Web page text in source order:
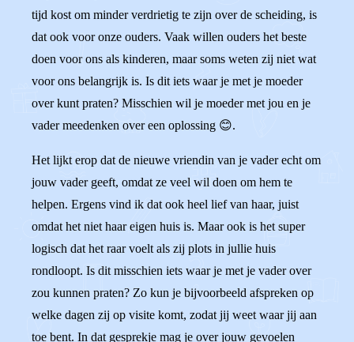
tijd kost om minder verdrietig te zijn over de scheiding, is
dat ook voor onze ouders. Vaak willen ouders het beste
doen voor ons als kinderen, maar soms weten zij niet wat
voor ons belangrijk is. Is dit iets waar je met je moeder
over kunt praten? Misschien wil je moeder met jou en je
vader meedenken over een oplossing 😊.
Het lijkt erop dat de nieuwe vriendin van je vader echt om
jouw vader geeft, omdat ze veel wil doen om hem te
helpen. Ergens vind ik dat ook heel lief van haar, juist
omdat het niet haar eigen huis is. Maar ook is het super
logisch dat het raar voelt als zij plots in jullie huis
rondloopt. Is dit misschien iets waar je met je vader over
zou kunnen praten? Zo kun je bijvoorbeeld afspreken op
welke dagen zij op visite komt, zodat jij weet waar jij aan
toe bent. In dat gesprekje mag je over jouw gevoelen